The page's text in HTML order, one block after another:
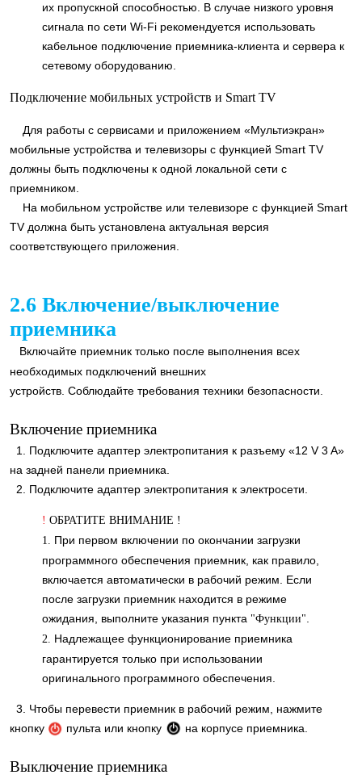
их пропускной способностью. В случае низкого уровня
сигнала по сети Wi-Fi рекомендуется использовать
кабельное подключение приемника-клиента и сервера к
сетевому оборудованию.
Подключение мобильных устройств и Smart TV
Для работы с сервисами и приложением «Мультиэкран»
мобильные устройства и телевизоры с функцией Smart TV
должны быть подключены к одной локальной сети с
приемником.
На мобильном устройстве или телевизоре с функцией Smart
TV должна быть установлена актуальная версия
соответствующего приложения.
2.6 Включение/выключение
приемника
Включайте приемник только после выполнения всех
необходимых подключений внешних
устройств. Соблюдайте требования техники безопасности.
Включение приемника
1. Подключите адаптер электропитания к разъему «12 V 3 A»
на задней панели приемника.
2. Подключите адаптер электропитания к электросети.
! ОБРАТИТЕ ВНИМАНИЕ !
1.
При первом включении по окончании загрузки
программного обеспечения приемник, как правило,
включается автоматически в рабочий режим. Если
после загрузки приемник находится в режиме
ожидания, выполните указания пункта "Функции"
2.
Надлежащее функционирование приемника
гарантируется только при использовании
оригинального программного обеспечения.
3. Чтобы перевести приемник в рабочий режим, нажмите
кнопку
пульта или кнопку на корпусе приемника.
Выключение приемника